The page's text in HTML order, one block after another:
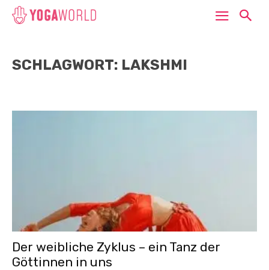
SCHLAGWORT: LAKSHMI
Der weibliche Zyklus – ein Tanz der
Göttinnen in uns